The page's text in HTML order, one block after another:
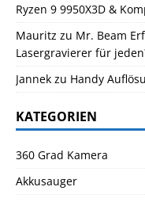
Ryzen 9 9950X3D &
Mauritz zu Mr. Beam
Lasergravierer für
Jannek zu Handy
KATEGORIEN
360 Grad Kamera
Akkusauger